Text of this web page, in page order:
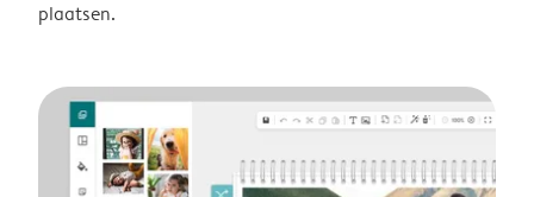
plaatsen.